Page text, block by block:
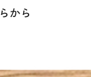
から